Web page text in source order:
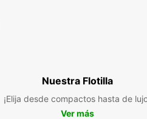
Nuestra Flotilla
¡Elija desde compactos hasta de
Ver más